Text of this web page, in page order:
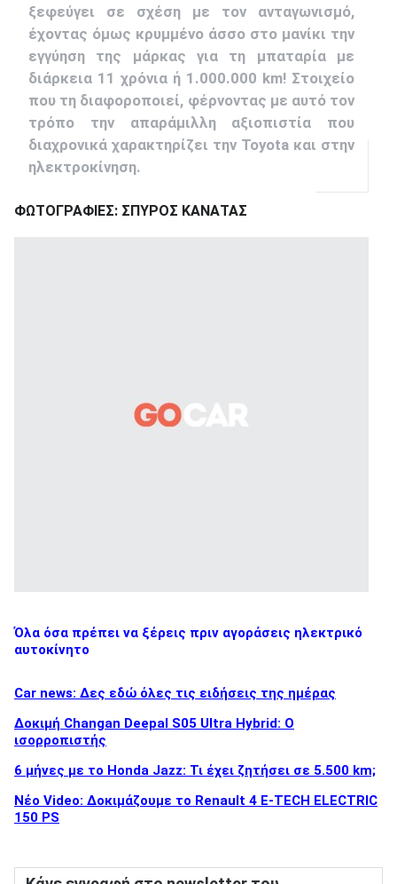
ξεφεύγει σε σχέση με τον ανταγωνισμό,
έχοντας όμως κρυμμένο άσσο στο μανίκι την
εγγύηση της μάρκας για τη μπαταρία με
διάρκεια 11 χρόνια ή 1.000.000 km! Στοιχείο
που τη διαφοροποιεί, φέρνοντας με αυτό τον
τρόπο την απαράμιλλη αξιοπιστία που
διαχρονικά χαρακτηρίζει την Toyota και στην
ηλεκτροκίνηση.
ΦΩΤΟΓΡΑΦΙΕΣ: ΣΠΥΡΟΣ ΚΑΝΑΤΑΣ
Όλα όσα πρέπει να ξέρεις πριν αγοράσεις ηλεκτρικό
αυτοκίνητο
Car news: Δες εδώ όλες τις ειδήσεις της ημέρας
Δοκιμή Changan Deepal S05 Ultra Hybrid: Ο
ισορροπιστής
6 μήνες με το Honda Jazz: Τι έχει ζητήσει σε 5.500 km;
Νέο Video: Δοκιμάζουμε το Renault 4 E-TECH ELECTRIC
150 PS